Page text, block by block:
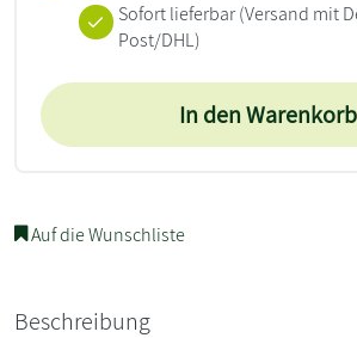
Sofort lieferbar(Versand mit
Post/DHL)
In den Warenkorb
Auf die Wunschliste
Beschreibung